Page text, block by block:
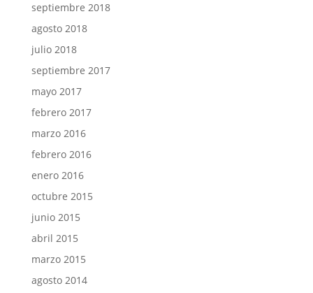
septiembre 2018
agosto 2018
julio 2018
septiembre 2017
mayo 2017
febrero 2017
marzo 2016
febrero 2016
enero 2016
octubre 2015
junio 2015
abril 2015
marzo 2015
agosto 2014